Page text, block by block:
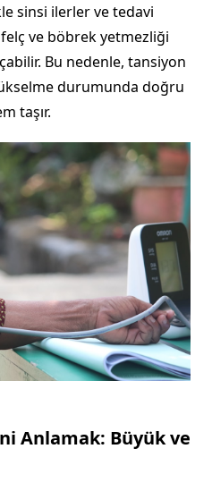
sinsi ilerler ve tedavi
ve böbrek yetmezliği
Bu nedenle, tansiyon
durumunda doğru
taşır.
Anlamak: Büyük ve